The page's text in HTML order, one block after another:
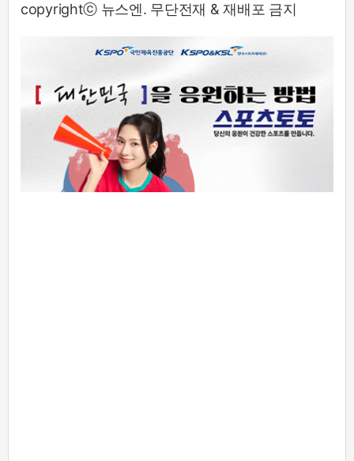
copyrightⓒ 뉴스엔. 무단전재 & 재배포 금지